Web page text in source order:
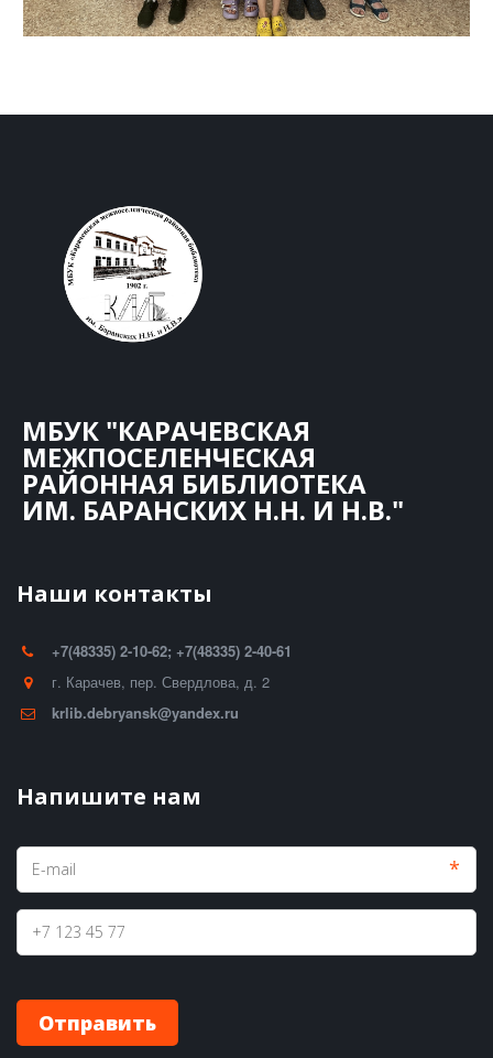
МБУК "КАРАЧЕВСКАЯ
МЕЖПОСЕЛЕНЧЕСКАЯ
РАЙОННАЯ БИБЛИОТЕКА
ИМ. БАРАНСКИХ Н.Н. И Н.В."
Наши контакты
+7(48335) 2-10-62; +7(48335) 2-40-61
г. Карачев, пер. Свердлова, д. 2
krlib.debryansk@yandex.ru
Напишите нам
*
Отправить